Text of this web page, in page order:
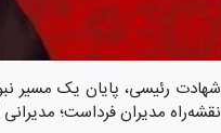
شهادت رئیسی، پایان یک مسیر
نقشه‌راه مدیران فرداست؛